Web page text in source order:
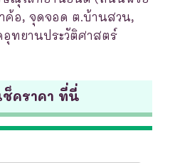
ค้อ, จุดจอด ต.บ้านสวน,
ทยานประวัติศาสตร์
ช็คราคา ที่นี่